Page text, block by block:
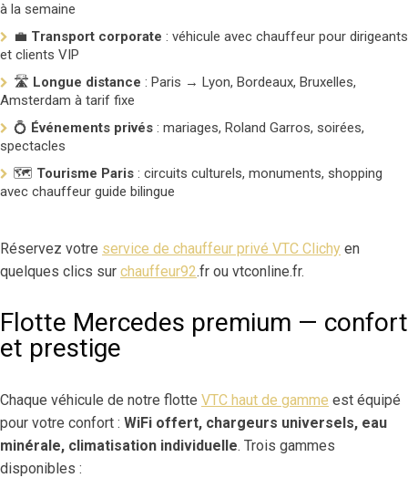
à la semaine
💼 Transport corporate : véhicule avec chauffeur pour dirigeants
et clients VIP
🛣️ Longue distance : Paris → Lyon, Bordeaux, Bruxelles,
Amsterdam à tarif fixe
💍 Événements privés : mariages, Roland Garros, soirées,
spectacles
🗺️ Tourisme Paris : circuits culturels, monuments, shopping
avec chauffeur guide bilingue
Réservez votre service de chauffeur privé VTC Clichy en
quelques clics sur chauffeur92.fr ou vtconline.fr.
Flotte Mercedes premium — confort
et prestige
Chaque véhicule de notre flotte VTC haut de gamme est équipé
pour votre confort : WiFi offert, chargeurs universels, eau
minérale, climatisation individuelle. Trois gammes
disponibles :